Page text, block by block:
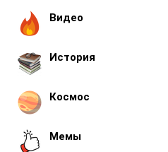
Видео
История
Космос
Мемы